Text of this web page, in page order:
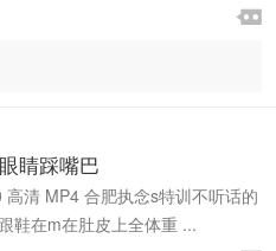


睛踩嘴巴
清 MP4 合肥执念s特训不听话的
鞋在m在肚皮上全体重 ...